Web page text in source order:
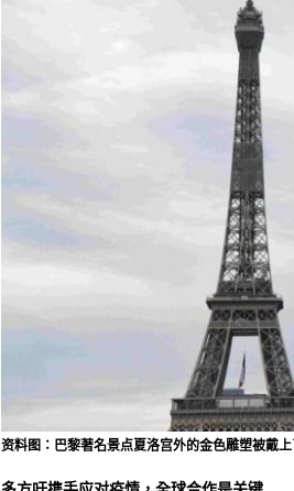
资料图：巴黎著名景点夏洛宫外的金色雕塑被戴